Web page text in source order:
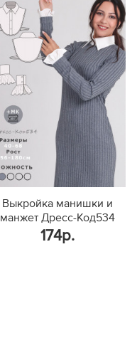
Выкройка манишки и
манжет Дресс-Код534
174р.